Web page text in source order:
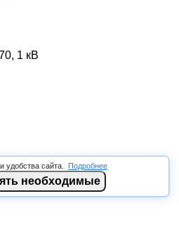
1 кВ
удобства сайта. Подробнее
необходимые